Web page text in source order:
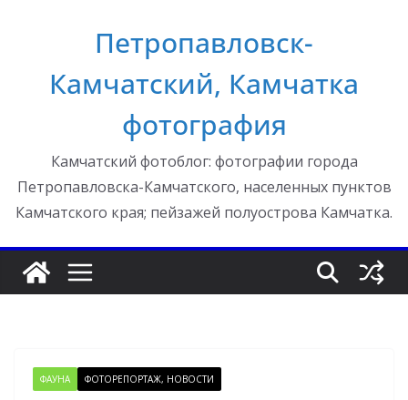
Петропавловск-
Камчатский, Камчатка
фотография
Камчатский фотоблог: фотографии города
Петропавловска-Камчатского, населенных пунктов
Камчатского края; пейзажей полуострова Камчатка.
ФАУНА ФОТОРЕПОРТАЖ, НОВОСТИ